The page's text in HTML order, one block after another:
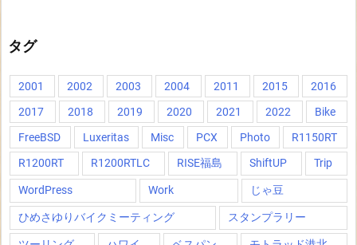
タグ
2001 2002 2003 2004 2011 2015
2016
2017
2018 2019 2020 2021 2022
Bike
FreeBSD
Luxeritas Misc PCX Photo
R1150RT
R1200RT
R1200RTLC RISE福島 ShiftUP Trip
WordPress Work じゃ豆
ひめさゆりバイクミーティング スタンプラリー